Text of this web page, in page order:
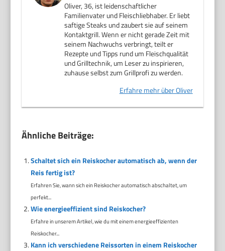
Oliver, 36, ist leidenschaftlicher
Familienvater und Fleischliebhaber. Er liebt
saftige Steaks und zaubert sie auf seinem
Kontaktgrill. Wenn er nicht gerade Zeit mit
seinem Nachwuchs verbringt, teilt er
Rezepte und Tipps rund um Fleischqualität
und Grilltechnik, um Leser zu inspirieren,
zuhause selbst zum Grillprofi zu werden.
Erfahre mehr über Oliver
Ähnliche Beiträge:
Schaltet sich ein Reiskocher automatisch ab, wenn der
Reis fertig ist?
Erfahren Sie, wann sich ein Reiskocher automatisch abschaltet, um
perfekt...
Wie energieeffizient sind Reiskocher?
Erfahre in unserem Artikel, wie du mit einem energieeffizienten
Reiskocher...
Kann ich verschiedene Reissorten in einem Reiskocher